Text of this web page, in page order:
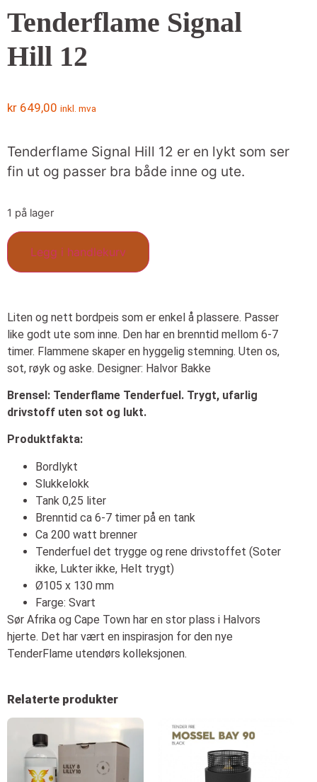
Tenderflame Signal
Hill 12
kr 649,00 inkl. mva
Tenderflame Signal Hill 12 er en lykt som ser
fin ut og passer bra både inne og ute.
1 på lager
Legg i handlekurv
Liten og nett bordpeis som er enkel å plassere. Passer
like godt ute som inne. Den har en brenntid mellom 6-7
timer. Flammene skaper en hyggelig stemning. Uten os,
sot, røyk og aske. Designer: Halvor Bakke
Brensel: Tenderflame Tenderfuel. Trygt, ufarlig
drivstoff uten sot og lukt.
Produktfakta:
Bordlykt
Slukkelokk
Tank 0,25 liter
Brenntid ca 6-7 timer på en tank
Ca 200 watt brenner
Tenderfuel det trygge og rene drivstoffet (Soter
ikke, Lukter ikke, Helt trygt)
Ø105 x 130 mm
Farge: Svart
Sør Afrika og Cape Town har en stor plass i Halvors
hjerte. Det har vært en inspirasjon for den nye
TenderFlame utendørs kolleksjonen.
Relaterte produkter